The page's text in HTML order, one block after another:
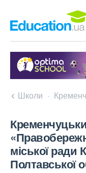
Школи
міської ради
Полтавської